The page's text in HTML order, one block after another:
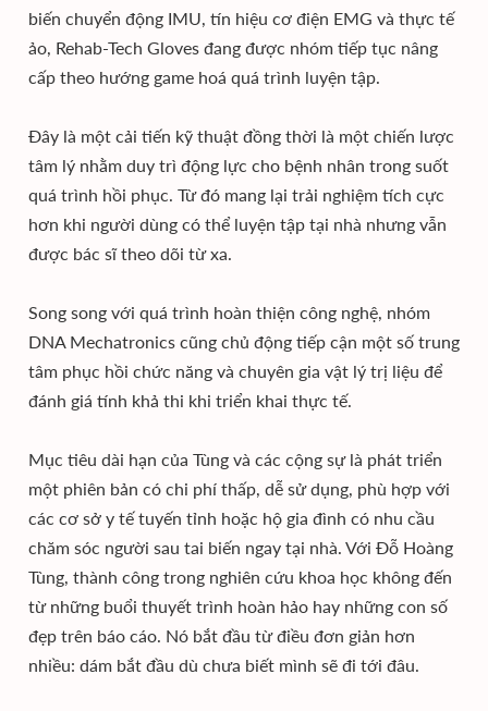
biến chuyển động IMU, tín hiệu cơ điện EMG và thực tế
ảo, Rehab-Tech Gloves đang được nhóm tiếp tục nâng
cấp theo hướng game hoá quá trình luyện tập.
Đây là một cải tiến kỹ thuật đồng thời là một chiến lược
tâm lý nhằm duy trì động lực cho bệnh nhân trong suốt
quá trình hồi phục. Từ đó mang lại trải nghiệm tích cực
hơn khi người dùng có thể luyện tập tại nhà nhưng vẫn
được bác sĩ theo dõi từ xa.
Song song với quá trình hoàn thiện công nghệ, nhóm
DNA Mechatronics cũng chủ động tiếp cận một số trung
tâm phục hồi chức năng và chuyên gia vật lý trị liệu để
đánh giá tính khả thi khi triển khai thực tế.
Mục tiêu dài hạn của Tùng và các cộng sự là phát triển
một phiên bản có chi phí thấp, dễ sử dụng, phù hợp với
các cơ sở y tế tuyến tỉnh hoặc hộ gia đình có nhu cầu
chăm sóc người sau tai biến ngay tại nhà. Với Đỗ Hoàng
Tùng, thành công trong nghiên cứu khoa học không đến
từ những buổi thuyết trình hoàn hảo hay những con số
đẹp trên báo cáo. Nó bắt đầu từ điều đơn giản hơn
nhiều: dám bắt đầu dù chưa biết mình sẽ đi tới đâu.